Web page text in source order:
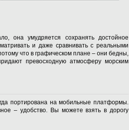
она умудряется сохранять достойное
и даже сравнивать с реальными
что в графическом плане – они бедны,
превосходную атмосферу морским
портирована на мобильные платформы.
– удобство. Вы можете взять в дорогу